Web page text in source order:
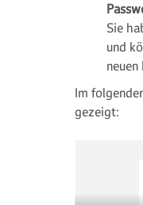
Sie
und
Im
gezeigt: